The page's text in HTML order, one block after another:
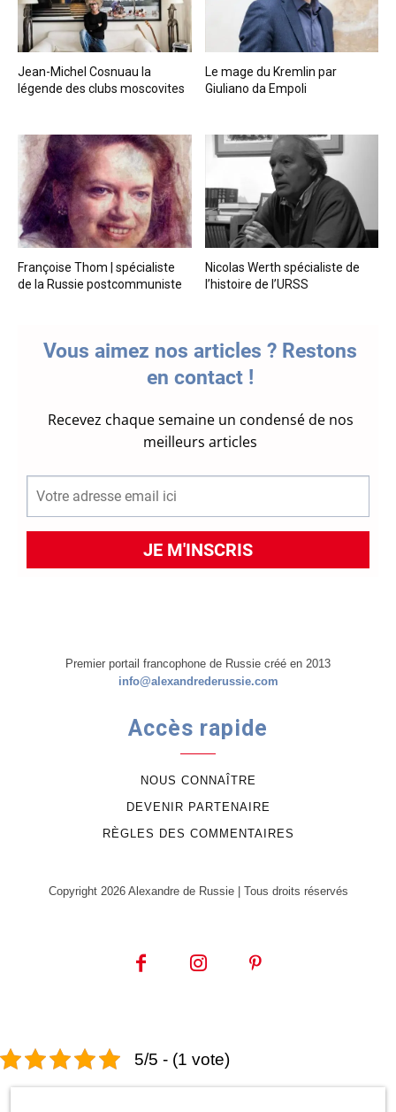
Jean-Michel Cosnuau la
légende des clubs moscovites
Le mage du Kremlin par
Giuliano da Empoli
Françoise Thom | spécialiste
de la Russie postcommuniste
Nicolas Werth spécialiste de
l’histoire de l’URSS
Premier portail francophone de Russie créé en 2013
info@alexandrederussie.com
Accès rapide
NOUS CONNAÎTRE
DEVENIR PARTENAIRE
RÈGLES DES COMMENTAIRES
Copyright 2026 Alexandre de Russie | Tous droits réservés
5/5 - (1 vote)